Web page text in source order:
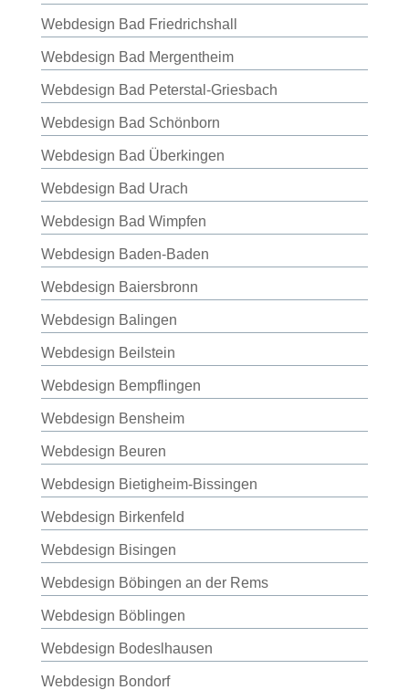
Webdesign Bad Friedrichshall
Webdesign Bad Mergentheim
Webdesign Bad Peterstal-Griesbach
Webdesign Bad Schönborn
Webdesign Bad Überkingen
Webdesign Bad Urach
Webdesign Bad Wimpfen
Webdesign Baden-Baden
Webdesign Baiersbronn
Webdesign Balingen
Webdesign Beilstein
Webdesign Bempflingen
Webdesign Bensheim
Webdesign Beuren
Webdesign Bietigheim-Bissingen
Webdesign Birkenfeld
Webdesign Bisingen
Webdesign Böbingen an der Rems
Webdesign Böblingen
Webdesign Bodeslhausen
Webdesign Bondorf